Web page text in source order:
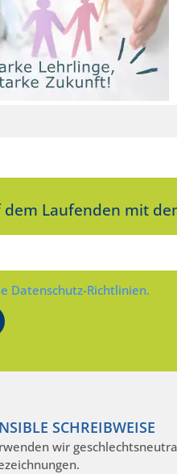
Laufenden mit
Datenschutz-Richtlinien.
SCHREIBWEISE
wir